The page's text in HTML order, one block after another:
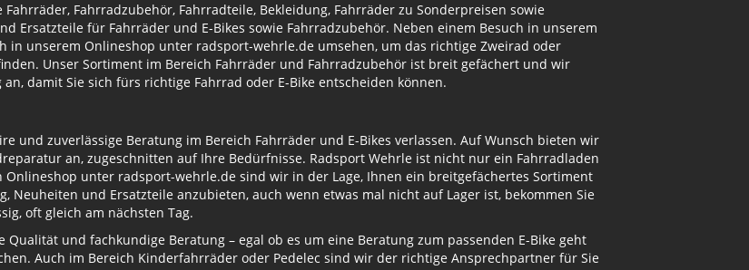
Fahrradzubehör, Fahrradteile, Bekleidung, Fahrräder zu Sonderpreisen sowie
Ersatzteile für Fahrräder und E-Bikes sowie Fahrradzubehör. Neben einem Besuch in unserem
in unserem Onlineshop unter radsport-wehrle.de umsehen, um das richtige Zweirad oder
Unser Sortiment im Bereich Fahrräder und Fahrradzubehör ist breit gefächert und wir
damit Sie sich fürs richtige Fahrrad oder E-Bike entscheiden können.
und zuverlässige Beratung im Bereich Fahrräder und E-Bikes verlassen. Auf Wunsch bieten wir
an, zugeschnitten auf Ihre Bedürfnisse. Radsport Wehrle ist nicht nur ein Fahrradladen
unter radsport-wehrle.de sind wir in der Lage, Ihnen ein breitgefächertes Sortiment
Neuheiten und Ersatzteile anzubieten, auch wenn etwas mal nicht auf Lager ist, bekommen Sie
oft gleich am nächsten Tag.
Qualität und fachkundige Beratung – egal ob es um eine Beratung zum passenden E-Bike geht
Auch im Bereich Kinderfahrräder oder Pedelec sind wir der richtige Ansprechpartner für Sie